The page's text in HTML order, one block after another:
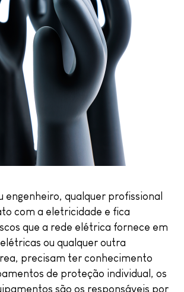
engenheiro, qualquer profissional
com a eletricidade e fica
que a rede elétrica fornece em
ou qualquer outra
precisam ter conhecimento
de proteção individual, os
são os responsáveis por